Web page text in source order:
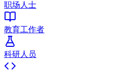
职场人士
教育工作者
科研人员